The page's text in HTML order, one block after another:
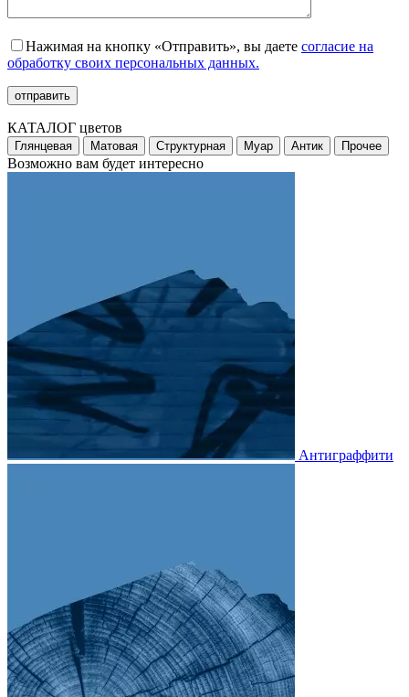
Нажимая на кнопку «Отправить», вы даете согласие на
обработку своих персональных данных.
КАТАЛОГ цветов
Глянцевая Матовая Структурная Муар Антик Прочее
Возможно вам будет интересно
Антиграффити